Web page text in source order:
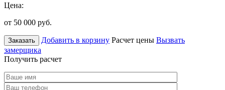
Цена:
от 50 000 руб.
Заказать Добавить в корзину Расчет цены Вызвать
замерщика
Получить расчет